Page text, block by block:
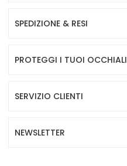
SPEDIZIONE & RESI
PROTEGGI I TUOI OCCHIALI
SERVIZIO CLIENTI
NEWSLETTER